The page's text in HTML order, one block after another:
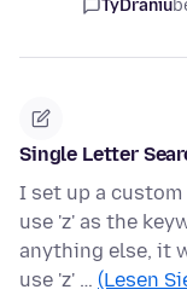
TyDraniu
Single Letter
I set up a
use 'z' as the
anything else, it
use 'z' … (Lesen